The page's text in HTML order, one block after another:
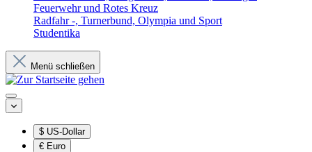
Feuerwehr und Rotes Kreuz
Radfahr -, Turnerbund, Olympia und Sport
Studentika
Menü schließen
$ US-Dollar
€ Euro